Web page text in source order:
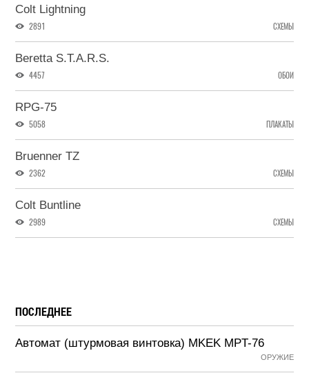
Colt Lightning
2891 СХЕМЫ
Beretta S.T.A.R.S.
4457 ОБОИ
RPG-75
5058 ПЛАКАТЫ
Bruenner TZ
2362 СХЕМЫ
Colt Buntline
2989 СХЕМЫ
ПОСЛЕДНЕЕ
Автомат (штурмовая винтовка) MKEK MPT-76
ОРУЖИЕ